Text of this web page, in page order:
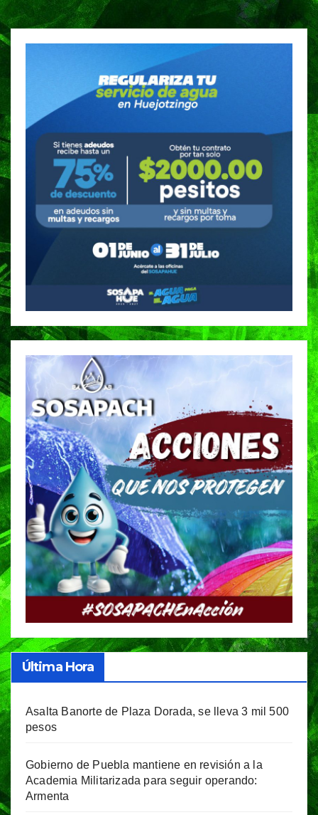
entradas
Última Hora
Asalta Banorte de Plaza Dorada, se lleva 3 mil 500
pesos
Gobierno de Puebla mantiene en revisión a la
Academia Militarizada para seguir operando:
Armenta